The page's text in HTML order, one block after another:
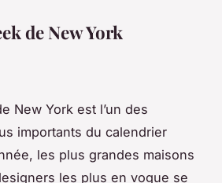
de New York
New York est l’un des
importants du calendrier
les plus grandes maisons
les plus en vogue se